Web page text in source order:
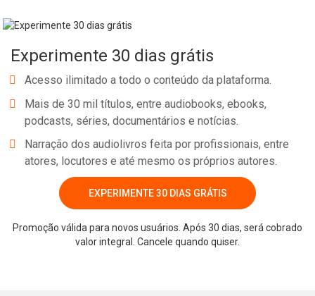
Entrevista – Anderson Proença fez da paixão aos cavalos e ao
Experimente 30 dias grátis
Acesso ilimitado a todo o conteúdo da plataforma.
Mais de 30 mil títulos, entre audiobooks, ebooks,
podcasts, séries, documentários e notícias.
Narração dos audiolivros feita por profissionais, entre
atores, locutores e até mesmo os próprios autores.
EXPERIMENTE 30 DIAS GRÁTIS
Promoção válida para novos usuários. Após 30 dias, será cobrado
valor integral. Cancele quando quiser.